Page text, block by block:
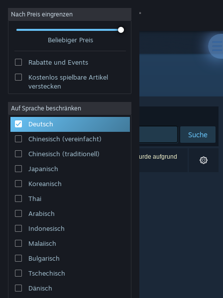
Anmelden
Info
Support
Sprache ändern
Steam-Mobile-App herunterladen
Desktopversion anzeigen
Nach Preis eingrenzen
Beliebiger Preis
Rabatte und Events
Kostenlos spielbare Artikel
verstecken
Auf Sprache beschränken
Deutsch
Chinesisch (vereinfacht)
Chinesisch (traditionell)
Japanisch
Koreanisch
Thai
Arabisch
Indonesisch
Malaiisch
Bulgarisch
Tschechisch
Dänisch
Entwickler: 凡人修仙
Sortieren nach Relevanz
Suche
0 Ergebnisse entsprechen Ihrer Suche. 1 Titel wurde aufgrund
Ihrer Einstellungen ausgeschlossen.